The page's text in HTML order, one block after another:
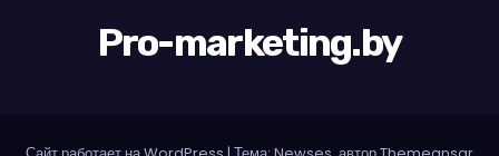
Pro-marketing.by